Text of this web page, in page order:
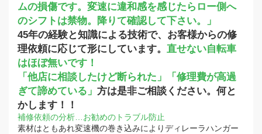
ムの損傷です。変速に違和感を感じたらロー側へ
のシフトは禁物。降りて確認して下さい。」
45年の経験と知識による技術で、お客様からの修
理依頼に応じて形にしています。 直せない自転車
はほぼ無いです！
「他店に相談したけど断られた」「修理費が高過
ぎて諦めている」 方は是非ご相談ください。何と
かします！！
補修依頼の分析…お勧めのトラブル防止
素材はともあれ変速機の巻き込みによりディレーラハンガー